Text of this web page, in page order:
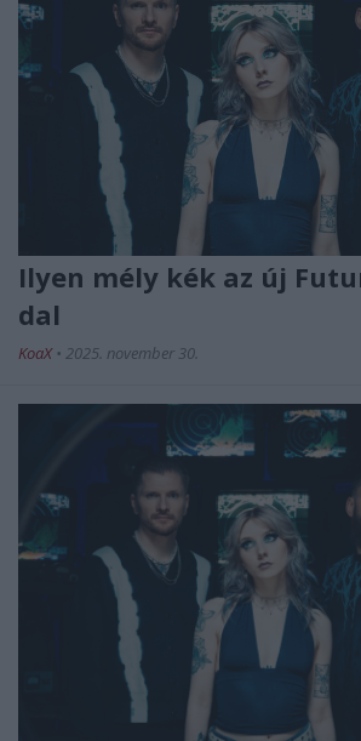
Ilyen mély kék az új
dal
KoaX • 2025. november 30.